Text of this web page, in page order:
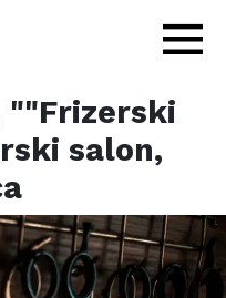
""Frizerski
salon,